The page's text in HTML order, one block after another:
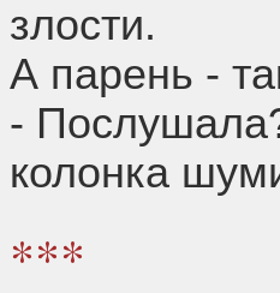
злости.
А парень -
-
колонка
***